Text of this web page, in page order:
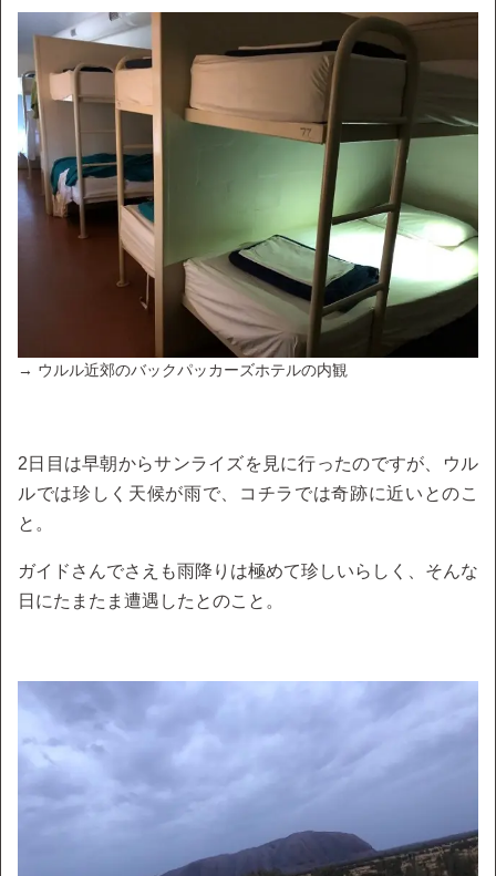
→ ウルル近郊のバックパッカーズホテルの内観
2日目は早朝からサンライズを見に行ったのですが、ウル
ルでは珍しく天候が雨で、コチラでは奇跡に近いとのこ
と。
ガイドさんでさえも雨降りは極めて珍しいらしく、そんな
日にたまたま遭遇したとのこと。